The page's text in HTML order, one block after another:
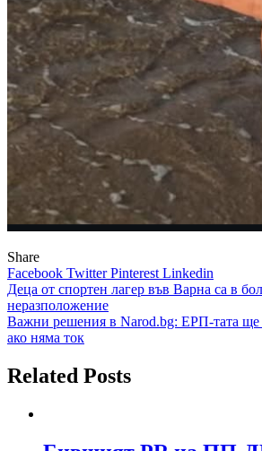
Share
Facebook TwitterPinterest Linkedin
Навигация
Деца от спортен лагер във Варна са в
неразположение
Важни решения в Narod.bg: ЕРП-тата ще
ако няма ток
Related Posts